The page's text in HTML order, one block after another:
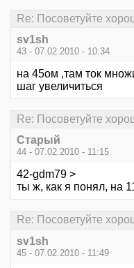
Re: Посоветуйте
sv1sh
43 - 07.02.2010 - 10:34
на 45ом ,там ток
шаг увеличиться
Re: Посоветуйте
Старый
44 - 07.02.2010 - 11:15
42-gdm79 >
ты ж, как я понял, на
Re: Посоветуйте
sv1sh
45 - 07.02.2010 - 11:49